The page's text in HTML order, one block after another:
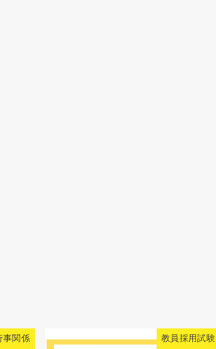
用試験 業務改善